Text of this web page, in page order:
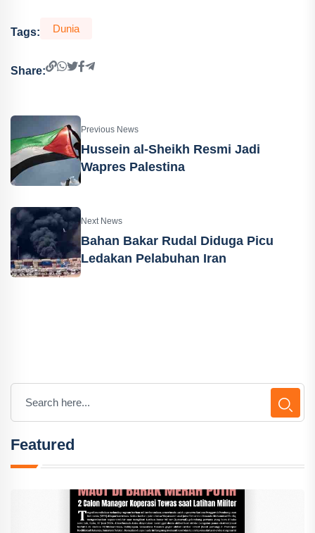
Tags: Dunia
Share:
Previous News
Hussein al-Sheikh Resmi Jadi
Wapres Palestina
Next News
Bahan Bakar Rudal Diduga Picu
Ledakan Pelabuhan Iran
Featured